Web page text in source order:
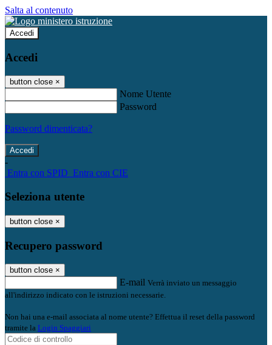
Salta al contenuto
Accedi
Accedi
button close ×
Nome Utente
Password
Password dimenticata?
-
Entra con SPID Entra con CIE
Seleziona utente
button close ×
Recupero password
button close ×
E-mail Verrà inviato un messaggio
all'indirizzo indicato con le istruzioni necessarie.
Non hai una e-mail associata al nome utente? Effettua il reset della password
tramite la Login Spaggiari